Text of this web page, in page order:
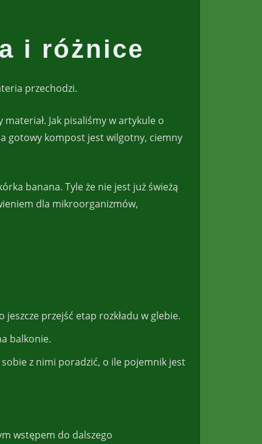
i różnice
przechodzi.
Jak pisaliśmy w artykule o
gotowy kompost jest wilgotny, ciemny
banana. Tyle że nie jest już świeżą
dla mikroorganizmów,
przejść etap rozkładu w glebie.
balkonie.
z nimi poradzić, o ile pojemnik jest
wstępem do dalszego